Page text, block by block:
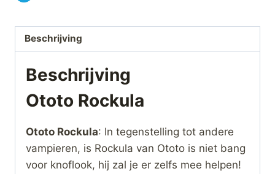
Beschrijving
Beschrijving
Ototo Rockula
Ototo Rockula: In tegenstelling tot andere
vampieren, is Rockula van Ototo is niet bang
voor knoflook, hij zal je er zelfs mee helpen!